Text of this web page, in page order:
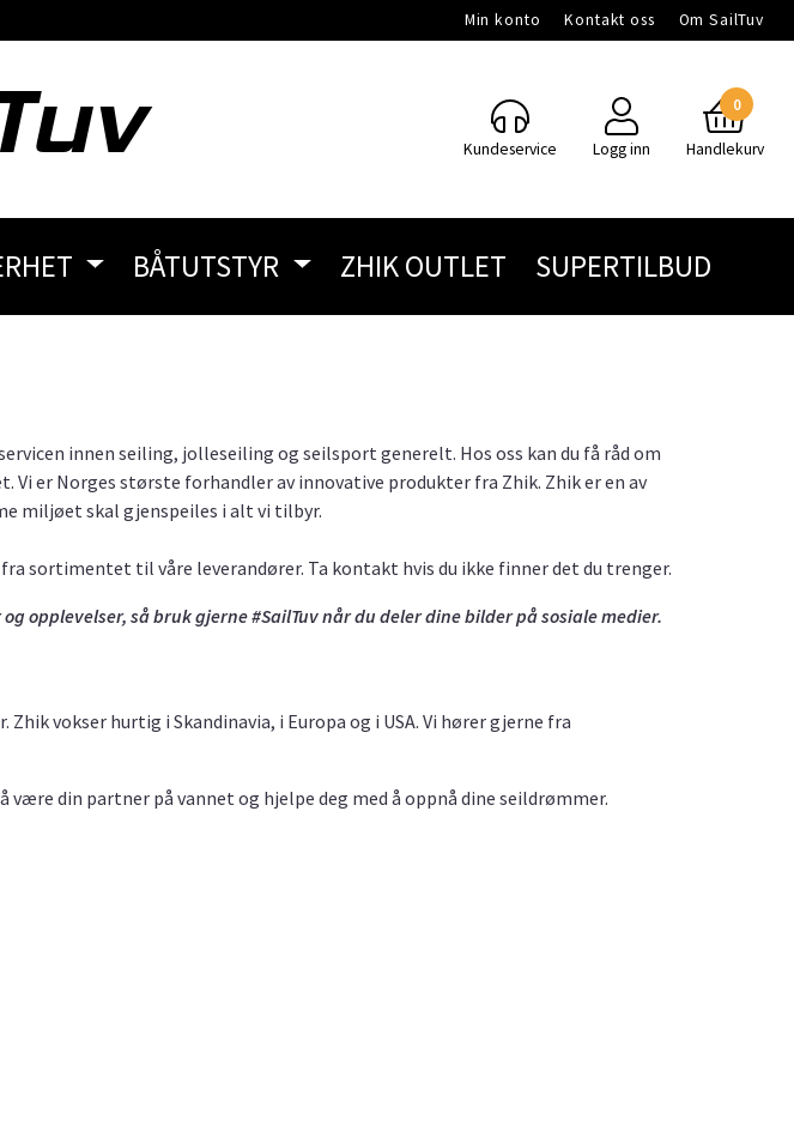
Min konto Kontakt oss Om SailTuv
Kundeservice Logg inn
0
Handlekurv
BÅTUTSTYR ZHIK OUTLET SUPERTILBUD
innen seiling, jolleseiling og seilsport generelt. Hos oss kan du få råd om
er Norges største forhandler av innovative produkter fra Zhik. Zhik er en av
miljøet skal gjenspeiles i alt vi tilbyr.
sortimentet til våre leverandører. Ta kontakt hvis du ikke finner det du trenger.
opplevelser, så bruk gjerne #SailTuv når du deler dine bilder på sosiale medier.
vokser hurtig i Skandinavia, i Europa og i USA. Vi hører gjerne fra
din partner på vannet og hjelpe deg med å oppnå dine seildrømmer.